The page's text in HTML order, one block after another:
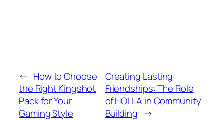
← How to Choose
the Right Kingshot
Pack for Your
Gaming Style
Creating Lasting
Friendships: The Role
of HOLLA in Community
Building →